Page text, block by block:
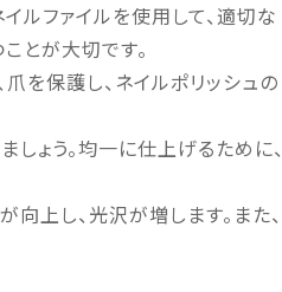
ルファイルを使用して、適切な
とが大切です。
を保護し、ネイルポリッシュの
ょう。均一に仕上げるために、
向上し、光沢が増します。また、